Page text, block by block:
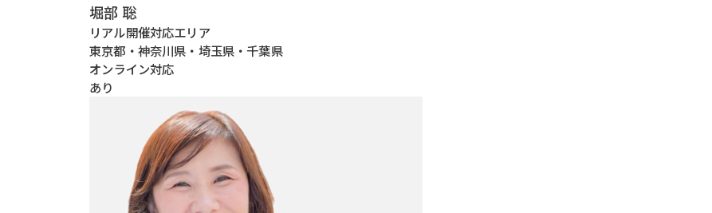
堀部 聡
リアル開催対応エリア
東京都・神奈川県・埼玉県・千葉県
オンライン対応
あり